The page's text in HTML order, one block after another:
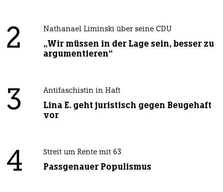
2 Nathanael Liminski über seine CDU
„Wir müssen in der Lage sein, besser zu
argumentieren“
3 Antifaschistin in Haft
Lina E. geht juristisch gegen Beugehaft
vor
4 Streit um Rente mit 63
Passgenauer Populismus